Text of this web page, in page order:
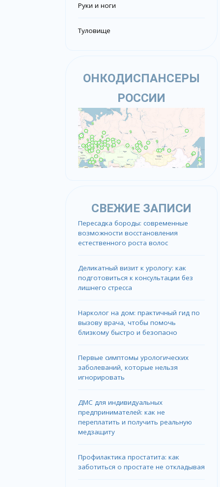
Руки и ноги
Туловище
ОНКОДИСПАНСЕРЫ
РОССИИ
СВЕЖИЕ ЗАПИСИ
Пересадка бороды: современные
возможности восстановления
естественного роста волос
Деликатный визит к урологу: как
подготовиться к консультации без
лишнего стресса
Нарколог на дом: практичный гид по
вызову врача, чтобы помочь
близкому быстро и безопасно
Первые симптомы урологических
заболеваний, которые нельзя
игнорировать
ДМС для индивидуальных
предпринимателей: как не
переплатить и получить реальную
медзащиту
Профилактика простатита: как
заботиться о простате не откладывая